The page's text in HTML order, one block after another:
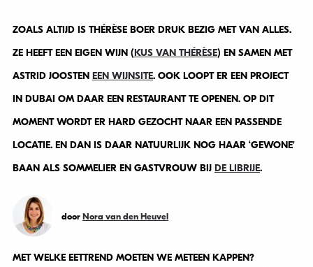
ZOALS ALTIJD IS THÉRÈSE BOER DRUK BEZIG MET VAN ALLES.
ZE HEEFT EEN EIGEN WIJN (KUS VAN THÉRÈSE) EN SAMEN MET
ASTRID JOOSTEN EEN WIJNSITE. OOK LOOPT ER EEN PROJECT
IN DUBAI OM DAAR EEN RESTAURANT TE OPENEN. OP DIT
MOMENT WORDT ER HARD GEZOCHT NAAR EEN PASSENDE
LOCATIE. EN DAN IS DAAR NATUURLIJK NOG HAAR ‘GEWONE’
BAAN ALS SOMMELIER EN GASTVROUW BIJ DE LIBRIJE.
door Nora van den Heuvel
MET WELKE EETTREND MOETEN WE METEEN KAPPEN?